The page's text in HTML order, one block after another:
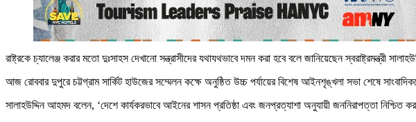
রাষ্ট্রকে চ্যালেঞ্জ করার মতো দুঃসাহস দেখানো সন্ত্রাসীদের যথাযথভাবে দমন করা হবে বলে জানিয়েছেন স্বরাষ্ট্রমন্ত্রী
আজ রোববার দুপুরে চট্টগ্রাম সার্কিট হাউজের সম্মেলন কক্ষে অনুষ্ঠিত উচ্চ পর্যায়ের বিশেষ আইনশৃঙ্খলা সভা শেষে
সালাহউদ্দিন আহমদ বলেন, ‘দেশে কার্যকরভাবে আইনের শাসন প্রতিষ্ঠা এবং জনপ্রত্যাশা অনুযায়ী জননিরাপত্তা নিশ্চিত